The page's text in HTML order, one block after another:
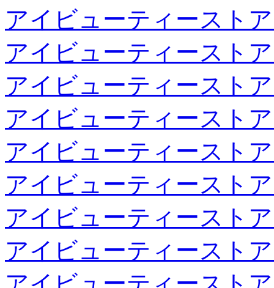
アイビューティースト
アイビューティースト
アイビューティースト
アイビューティースト
アイビューティースト
アイビューティースト
アイビューティースト
アイビューティースト